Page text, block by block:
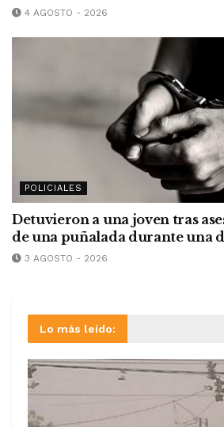
4 AGOSTO - 2026
POLICIALES
Detuvieron a una joven tras
de una puñalada durante una
3 AGOSTO - 2026
Lo más leído: